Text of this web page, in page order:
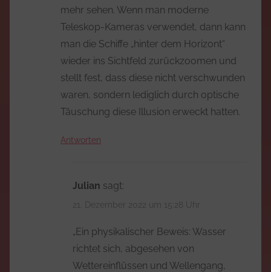
mehr sehen. Wenn man moderne
Teleskop-Kameras verwendet, dann kann
man die Schiffe „hinter dem Horizont“
wieder ins Sichtfeld zurückzoomen und
stellt fest, dass diese nicht verschwunden
waren, sondern lediglich durch optische
Täuschung diese Illusion erweckt hatten.
Antworten
Julian sagt:
21. Dezember 2022 um 15:28 Uhr
„Ein physikalischer Beweis: Wasser
richtet sich, abgesehen von
Wettereinflüssen und Wellengang,